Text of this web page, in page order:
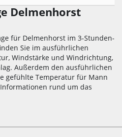
Delmenhorst
für Delmenhorst im 3-Stunden-
Sie im ausführlichen
Windstärke und Windrichtung,
Außerdem den ausführlichen
gefühlte Temperatur für Mann
rund um das